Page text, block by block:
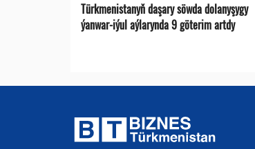
Türkmenistanyň daşary söwda dolanyşygy
ýanwar-iýul aýlarynda 9 göterim artdy